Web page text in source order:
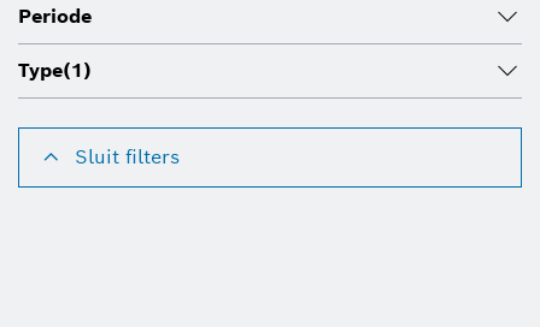
Periode
Type(1)
Sluit filters